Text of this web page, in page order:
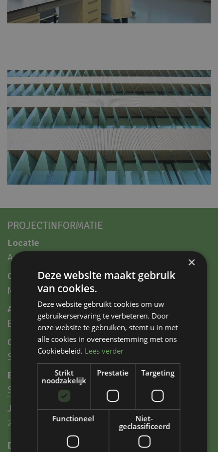
PROJECTINFORMATIE
Locatie
Amsterdam
Opdrachtgever
Matrix Innovation Center
Architecten bureau
Ector Hoogstad Architecten
Ontwerp
Stijn Rademakers
Bouwbedrijf
Sprangers Bouwbedrijf BV
Jaar van realisatie
2014
Deel dit project
×
Deze website maakt gebruik
van cookies.
Deze website gebruikt cookies om uw
gebruikerservaring te verbeteren. Door
onze website te gebruiken, stemt u in met
alle cookies in overeenstemming met ons
Cookiebeleid. Lees verder
Strikt
noodzakelijk
Prestatie Targeting
Functioneel
Niet-
geclassificeerd